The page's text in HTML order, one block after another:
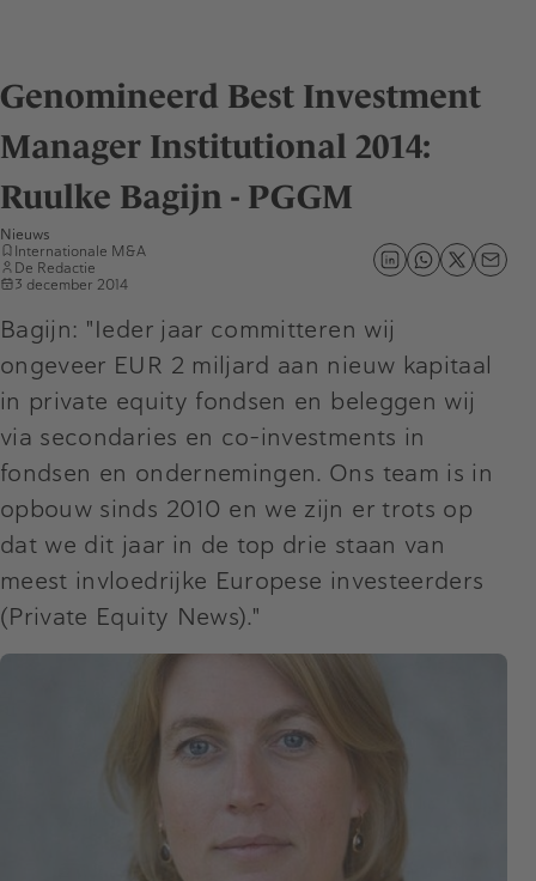
Genomineerd Best Investment
Manager Institutional 2014:
Ruulke Bagijn - PGGM
Nieuws
Internationale M&A
De Redactie
3 december 2014
Bagijn: "Ieder jaar committeren wij
ongeveer EUR 2 miljard aan nieuw kapitaal
in private equity fondsen en beleggen wij
via secondaries en co-investments in
fondsen en ondernemingen. Ons team is in
opbouw sinds 2010 en we zijn er trots op
dat we dit jaar in de top drie staan van
meest invloedrijke Europese investeerders
(Private Equity News)."